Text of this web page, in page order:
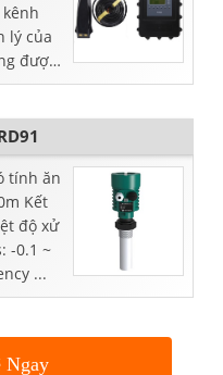
lý của
được
Đo...
tính ăn
Kết
độ xử
-0.1 ~
...
Ngay